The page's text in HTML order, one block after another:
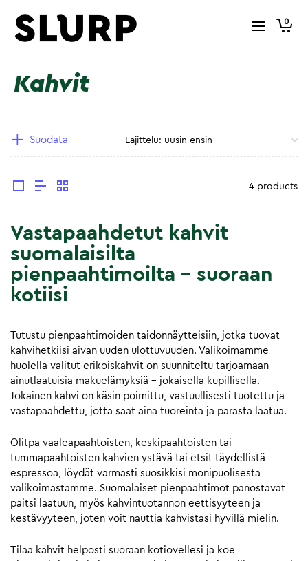
0
Kahvit
Suodata
4 products
Vastapaahdetut kahvit
suomalaisilta
pienpaahtimoilta – suoraan
kotiisi
Tutustu pienpaahtimoiden taidonnäytteisiin, jotka tuovat
kahvihetkiisi aivan uuden ulottuvuuden. Valikoimamme
huolella valitut erikoiskahvit on suunniteltu tarjoamaan
ainutlaatuisia makuelämyksiä – jokaisella kupillisella.
Jokainen kahvi on käsin poimittu, vastuullisesti tuotettu ja
vastapaahdettu, jotta saat aina tuoreinta ja parasta laatua.
Olitpa vaaleapaahtoisten, keskipaahtoisten tai
tummapaahtoisten kahvien ystävä tai etsit täydellistä
espressoa, löydät varmasti suosikkisi monipuolisesta
valikoimastamme. Suomalaiset pienpaahtimot panostavat
paitsi laatuun, myös kahvintuotannon eettisyyteen ja
kestävyyteen, joten voit nauttia kahvistasi hyvillä mielin.
Tilaa kahvit helposti suoraan kotiovellesi ja koe